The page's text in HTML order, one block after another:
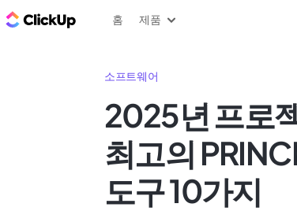
ClickUp 블로그
홈 제품
소프트웨어
2025년 프로
최고의
도구 10가지